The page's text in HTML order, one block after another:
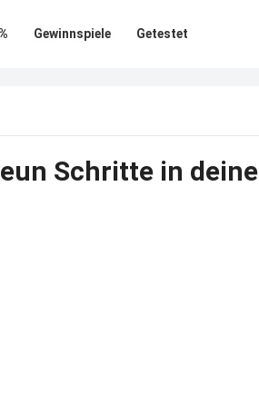
Gewinnspiele Getestet
Schritte in deine